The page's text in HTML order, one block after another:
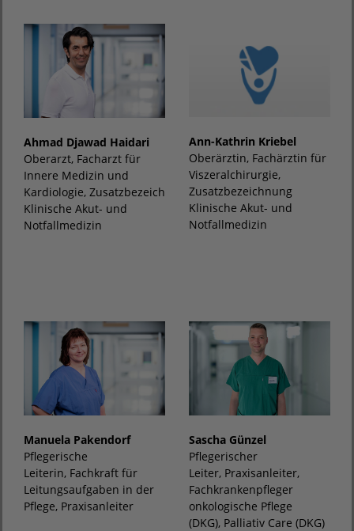
Ahmad Djawad Haidari
Oberarzt, Facharzt für
Innere Medizin und
Kardiologie, Zusatzbezeichnung
Klinische Akut- und
Notfallmedizin
Ann-Kathrin Kriebel
Oberärztin, Fachärztin für
Viszeralchirurgie,
Zusatzbezeichnung
Klinische Akut- und
Notfallmedizin
Manuela Pakendorf
Pflegerische
Leiterin, Fachkraft für
Leitungsaufgaben in der
Pflege, Praxisanleiter
Sascha Günzel
Pflegerischer
Leiter, Praxisanleiter,
Fachkrankenpfleger
onkologische Pflege
(DKG), Palliativ Care (DKG)